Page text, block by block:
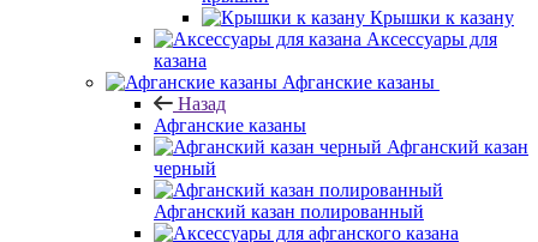
Крышки к казану
Аксессуары для
казана
Афганские казаны
Назад
Афганские казаны
Афганский казан
черный
Афганский казан полированный